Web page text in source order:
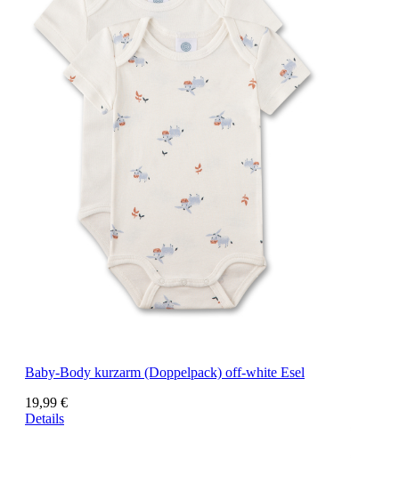
Baby-Body kurzarm (Doppelpack) off-white Esel
19,99 €
Details